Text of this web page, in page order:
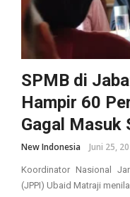
SPMB di
Hampir 60
Gagal Masuk
New Indonesia Juni 25,
Koordinator Nasional
(JPPI) Ubaid Matraji